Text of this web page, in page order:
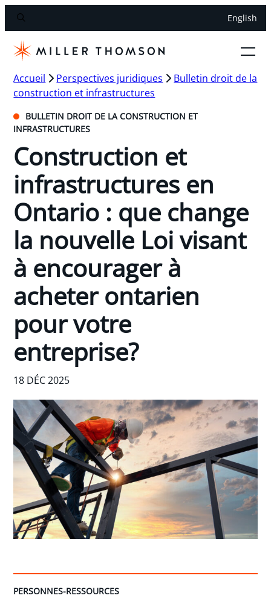
English
Accueil Perspectives juridiques
Bulletin droit de la
construction et infrastructures
BULLETIN DROIT DE LA CONSTRUCTION ET
INFRASTRUCTURES
Construction et
infrastructures en
Ontario : que change
la nouvelle Loi visant
à encourager à
acheter ontarien
pour votre
entreprise?
18 DÉC 2025
PERSONNES-RESSOURCES